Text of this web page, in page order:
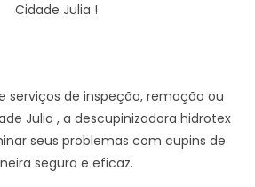
Cidade Julia !
serviços de inspeção, remoção ou
Julia , a descupinizadora hidrotex
seus problemas com cupins de
segura e eficaz.